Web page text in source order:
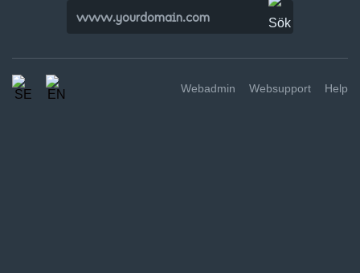
Webadmin Websupport Help